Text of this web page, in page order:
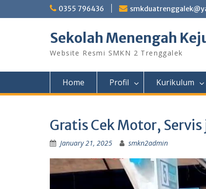
0355 796436
Sekolah Menengah
Website Resmi SMKN 2 Trenggalek
Home Profil Kurikulum
Gratis Cek Motor,
January 21, 2025 smkn2admin